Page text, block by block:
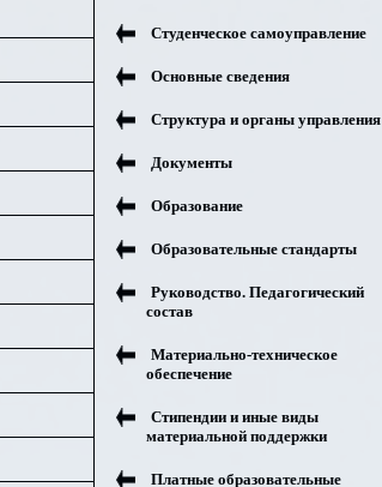
Студенческое самоуправление
Основные сведения
Структура и органы управления
Документы
Образование
Образовательные стандарты
Руководство. Педагогический
состав
Материально-техническое
обеспечение
Стипендии и иные виды
материальной поддержки
Платные образовательные